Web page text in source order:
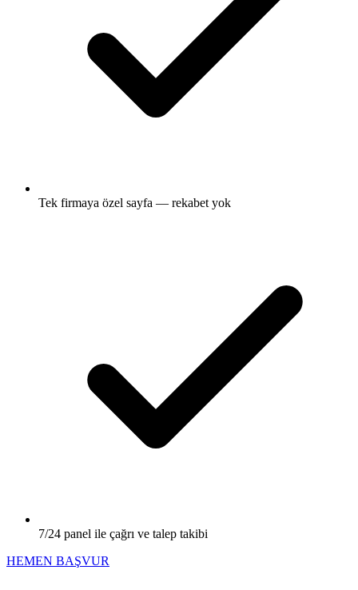
Tek firmaya özel sayfa — rekabet yok
7/24 panel ile çağrı ve talep takibi
HEMEN BAŞVUR